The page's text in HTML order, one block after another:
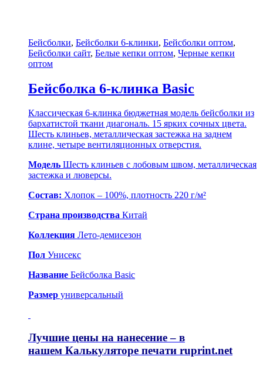
Бейсболки, Бейсболки 6-клинки, Бейсболки оптом,
Бейсболки сайт, Белые кепки оптом, Черные кепки
оптом
Бейсболка 6-клинка Basic
Классическая 6-клинка бюджетная модель бейсболки из
бархатистой ткани диагональ. 15 ярких сочных цвета.
Шесть клиньев, металлическая застежка на заднем
клине, четыре вентиляционных отверстия.
Модель Шесть клиньев с лобовым швом, металлическая
застежка и люверсы.
Состав: Хлопок – 100%, плотность 220 г/м²
Страна производства Китай
Коллекция Лето-демисезон
Пол Унисекс
Название Бейсболка Basic
Размер универсальный
Лучшие цены на нанесение – в
нашем Калькуляторе печати ruprint.net